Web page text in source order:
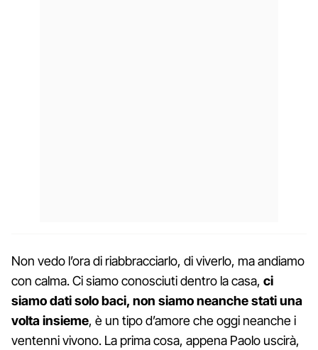
Non vedo l’ora di riabbracciarlo, di viverlo, ma andiamo
con calma. Ci siamo conosciuti dentro la casa, ci
siamo dati solo baci, non siamo neanche stati una
volta insieme, è un tipo d’amore che oggi neanche i
ventenni vivono. La prima cosa, appena Paolo uscirà,